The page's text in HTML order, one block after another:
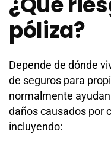
póliza?
Depende de dónde
de seguros para
normalmente
daños causados por
incluyendo: